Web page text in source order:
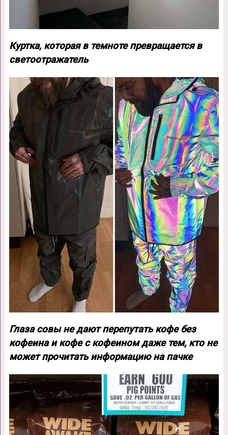
Куртка, которая в темноте превращается в
светоотражатель
Глаза совы не дают перепутать кофе без
кофеина и кофе с кофеином даже тем, кто не
может прочитать информацию на пачке